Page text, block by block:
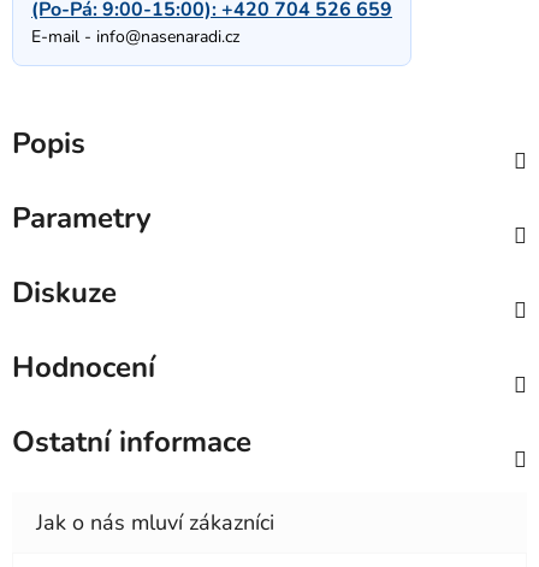
(Po-Pá: 9:00-15:00):+420 704 526 659
E-mail - info@nasenaradi.cz
Popis
Parametry
Diskuze
Hodnocení
Ostatní informace